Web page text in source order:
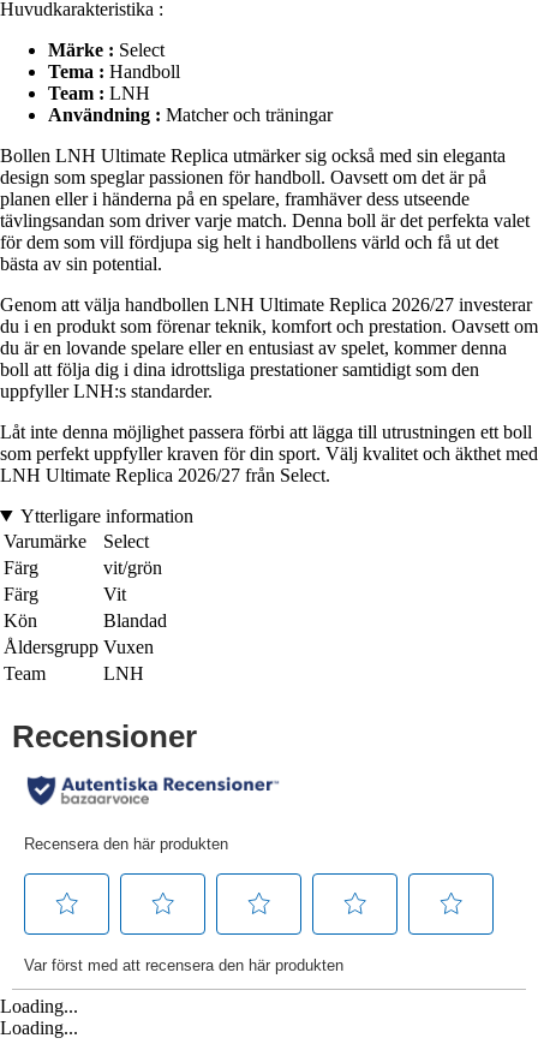
Huvudkarakteristika :
Märke : Select
Tema : Handboll
Team : LNH
Användning : Matcher och träningar
Bollen LNH Ultimate Replica utmärker sig också med sin eleganta
design som speglar passionen för handboll. Oavsett om det är på
planen eller i händerna på en spelare, framhäver dess utseende
tävlingsandan som driver varje match. Denna boll är det perfekta valet
för dem som vill fördjupa sig helt i handbollens värld och få ut det
bästa av sin potential.
Genom att välja handbollen LNH Ultimate Replica 2026/27 investerar
du i en produkt som förenar teknik, komfort och prestation. Oavsett om
du är en lovande spelare eller en entusiast av spelet, kommer denna
boll att följa dig i dina idrottsliga prestationer samtidigt som den
uppfyller LNH:s standarder.
Låt inte denna möjlighet passera förbi att lägga till utrustningen ett boll
som perfekt uppfyller kraven för din sport. Välj kvalitet och äkthet med
LNH Ultimate Replica 2026/27 från Select.
Ytterligare information
Varumärke
Select
Färg
vit/grön
Färg
Vit
Kön
Blandad
Åldersgrupp Vuxen
Team
LNH
Loading...
Loading...